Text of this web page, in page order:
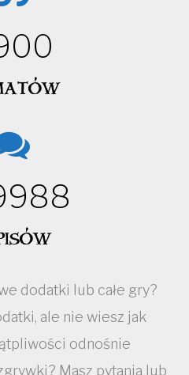
dodatki lub całe gry?
ale nie wiesz jak
odnośnie
Masz pytania lub